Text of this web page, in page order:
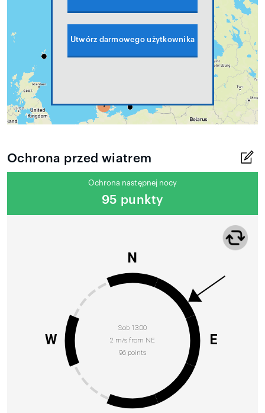
Utwórz darmowego użytkownika
Ochrona przed wiatrem
Ochrona następnej nocy
95 punkty
Sob 13:00
2 m/s from NE
96 points
N
E
W